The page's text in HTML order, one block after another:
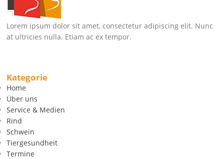
Lorem ipsum dolor sit amet, consectetur adipiscing elit. Nunc
at ultricies nulla. Etiam ac ex tempor.
Kategorie
Home
Über uns
Service & Medien
Rind
Schwein
Tiergesundheit
Termine